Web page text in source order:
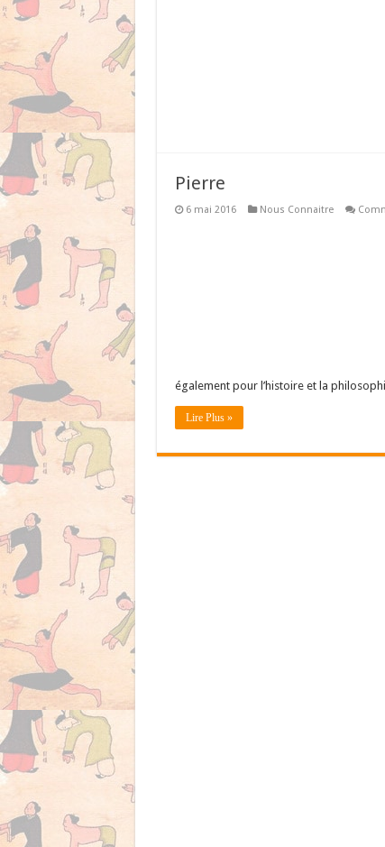
Pierre
6 mai 2016 Nous Connaitre
également pour l’histoire et la
Lire Plus »